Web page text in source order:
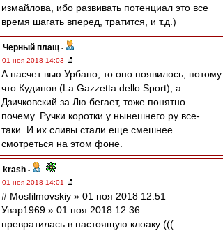
измайлова, ибо развивать потенциал это все
время шагать вперед, тратится, и т.д.)
Черный плащ -
01 ноя 2018 14:03
А насчет вью Урбано, то оно появилось, потому
что Кудинов (La Gazzetta dello Sport), а
Дзичковский за Лю бегает, тоже понятно
почему. Ручки коротки у нынешнего ру все-
таки. И их сливы стали еще смешнее
смотреться на этом фоне.
krash -
01 ноя 2018 14:01
# Mosfilmovskiy » 01 ноя 2018 12:51
Увар1969 » 01 ноя 2018 12:36
превратилась в настоящую клоаку:(((